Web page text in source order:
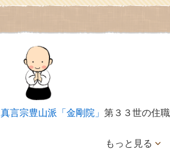
真言宗豊山派「金剛院」 第３３世の住職
もっと見る